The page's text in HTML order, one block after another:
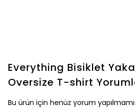
Everything Bisiklet Yaka
Oversize T-shirt
Bu ürün için henüz yorum